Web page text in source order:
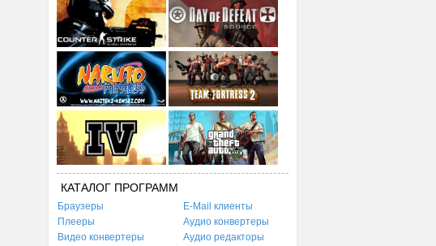
КАТАЛОГ ПРОГРАММ
Браузеры
E-Mail клиенты
Плееры
Аудио конвертеры
Видео конвертеры
Аудио редакторы